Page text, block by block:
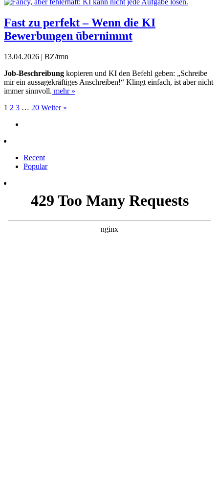
Fast zu perfekt – Wenn die KI
Bewerbungen übernimmt
13.04.2026 | BZ/tmn
Job-Beschreibung kopieren und KI den Befehl geben: „Schreibe
mir ein aussagekräftiges Anschreiben!“ Klingt einfach, ist aber nicht
immer sinnvoll. mehr »
1 2 3 … 20 Weiter »
Recent
Popular